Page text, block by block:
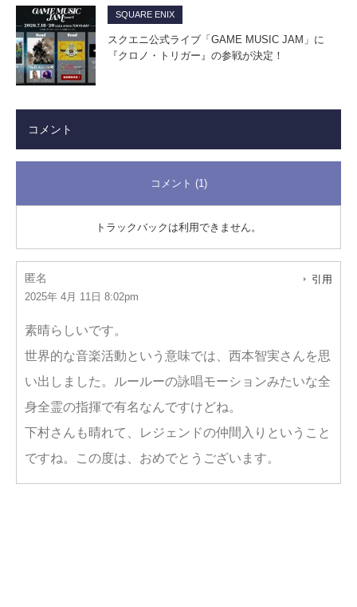
SQUARE ENIX
スクエニ公式ライブ「GAME MUSIC JAM」に
『クロノ・トリガー』の参戦が決定！
コメント
コメント (1)
トラックバックは利用できません。
匿名
2025年 4月 11日 8:02pm
引用
素晴らしいです。
世界的な音楽活動という意味では、西本智実さんを思
い出しました。ルールーの詠唱モーションみたいな全
身全霊の指揮で有名なんですけどね。
下村さんも晴れて、レジェンドの仲間入りということ
ですね。この度は、おめでとうございます。